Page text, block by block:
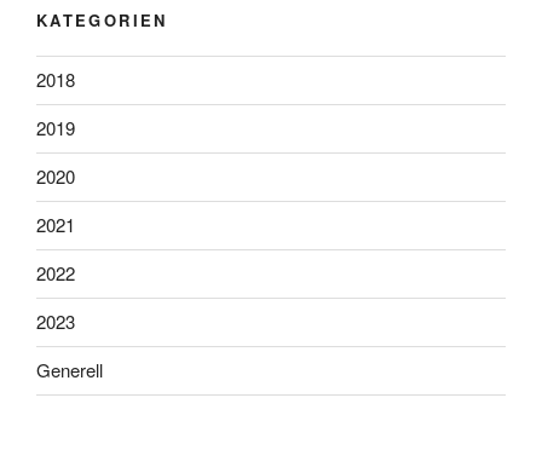
KATEGORIEN
2018
2019
2020
2021
2022
2023
Generell